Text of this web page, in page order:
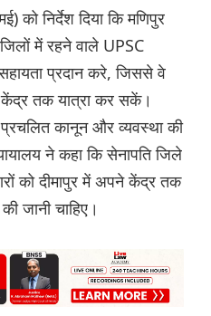
को निर्देश दिया कि मणिपुर
में रहने वाले UPSC
सहायता प्रदान करे, जिससे वे
केंद्र तक यात्रा कर सकें।
कानून और व्यवस्था की
ने कहा कि सेनापति जिले
को दीमापुर में अपने केंद्र तक
जानी चाहिए।